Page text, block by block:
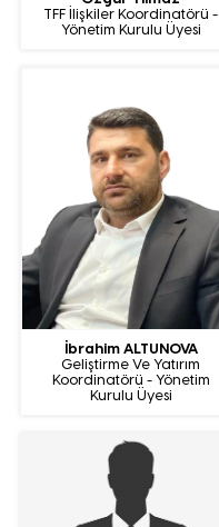
TFF İlişkiler Koordinatörü -
Yönetim Kurulu Üyesi
İbrahim ALTUNOVA
Geliştirme Ve Yatırım
Koordinatörü - Yönetim
Kurulu Üyesi